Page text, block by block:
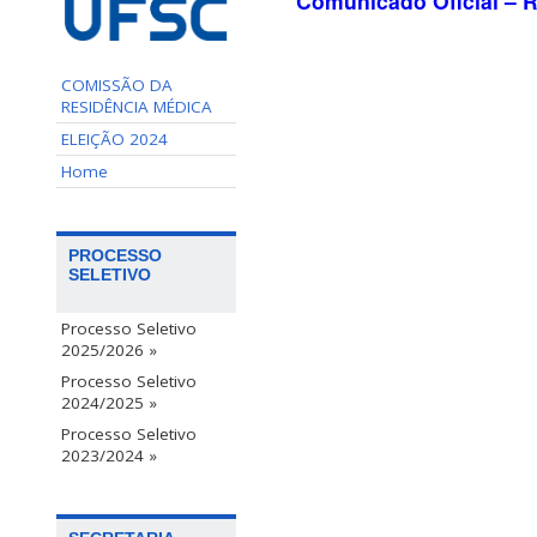
COMISSÃO DA
RESIDÊNCIA MÉDICA
ELEIÇÃO 2024
Home
PROCESSO
SELETIVO
Processo Seletivo
2025/2026 »
Processo Seletivo
2024/2025 »
Processo Seletivo
2023/2024 »